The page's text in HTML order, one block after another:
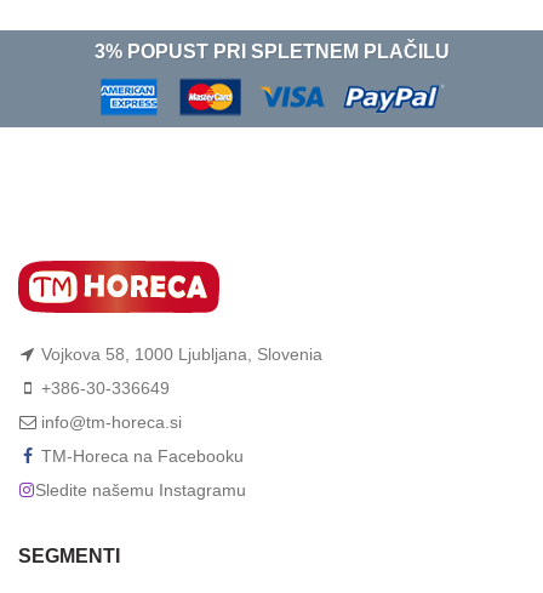
3% POPUST PRI SPLETNEM PLAČILU
Vojkova 58, 1000 Ljubljana, Slovenia
+386-30-336649
info@tm-horeca.si
TM-Horeca na Facebooku
Sledite našemu Instagramu
SEGMENTI